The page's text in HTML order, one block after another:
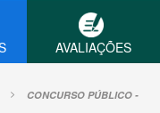
AVALIAÇÕES
CONCURSO PÚBLICO -